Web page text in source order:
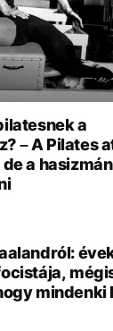
a
– A Pilates
a
mindenki